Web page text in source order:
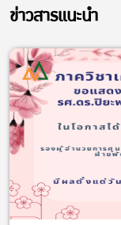
ข่าวสารแนะนำ